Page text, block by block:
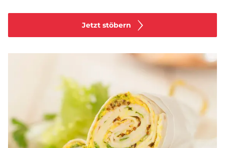
Jetzt stöbern